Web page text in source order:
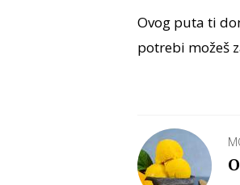
Ovog puta ti
potrebi možeš